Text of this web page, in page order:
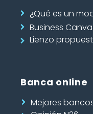
¿Qué es un
Business
Lienzo
Banca online
Mejores